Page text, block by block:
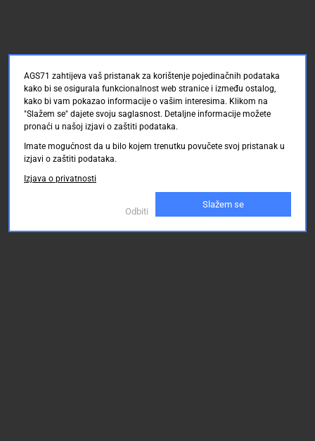
AGS71 zahtijeva vaš pristanak za korištenje pojedinačnih podataka
kako bi se osigurala funkcionalnost web stranice i između ostalog,
kako bi vam pokazao informacije o vašim interesima. Klikom na
"Slažem se" dajete svoju saglasnost. Detaljne informacije možete
pronaći u našoj izjavi o zaštiti podataka.
Imate mogućnost da u bilo kojem trenutku povučete svoj pristanak u
izjavi o zaštiti podataka.
Izjava o privatnosti
Odbiti
Slažem se